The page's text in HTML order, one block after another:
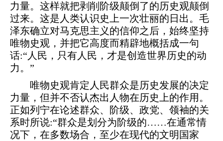
力量。这样就把剥削阶级颠倒了的历史观颠倒
过来。这是人类认识史上一次壮丽的日出。毛
泽东确立对马克思主义的信仰之后，始终坚持
唯物史观，并把它高度而精辟地概括成一句
话:“人民，只有人民，才是创造世界历史的动
力。”
唯物史观肯定人民群众是历史发展的决定
力量，但并不否认杰出人物在历史上的作用。
正如列宁在论述群众、阶级、政党、领袖的关
系时所说:“群众是划分为阶级的……在通常情
况下，在多数场合，至少在现代的文明国家